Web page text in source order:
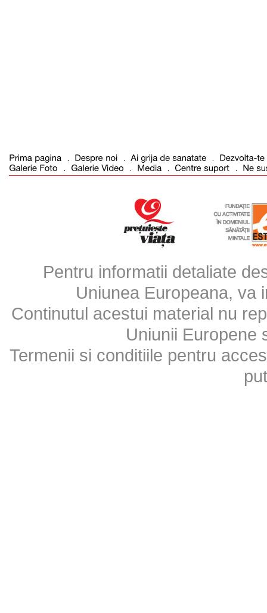
Pentru informatii detaliate
Uniunea Europeana, va
Continutul acestui material nu
Uniunii Europene
Termenii si conditiile pentru